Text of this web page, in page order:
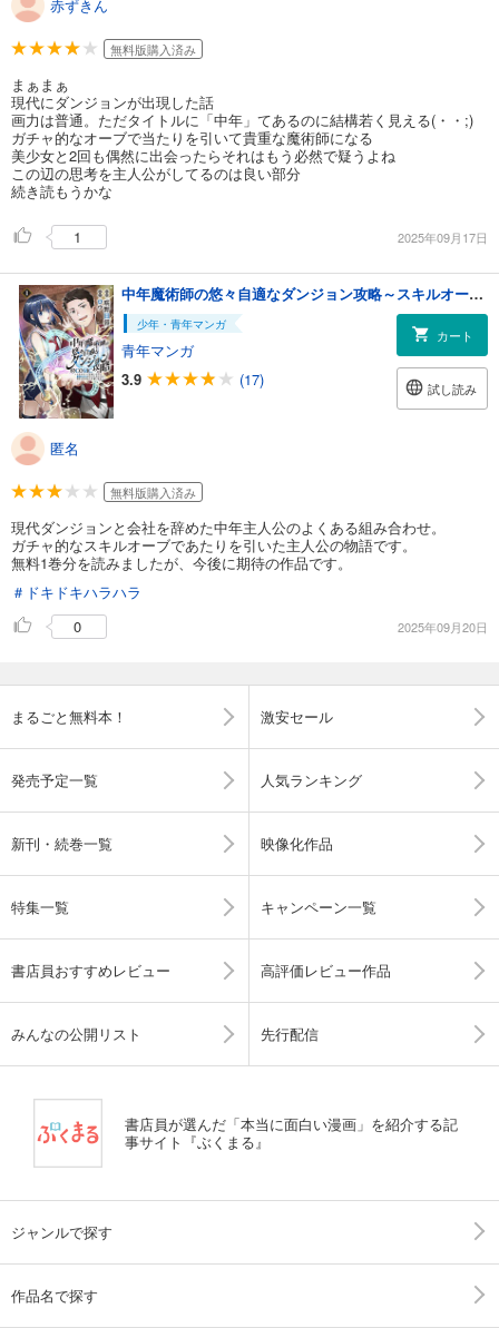
赤ずきん
無料版購入済み
まぁまぁ
現代にダンジョンが出現した話
画力は普通。ただタイトルに「中年」てあるのに結構若く見える(・・;)
ガチャ的なオーブで当たりを引いて貴重な魔術師になる
美少女と2回も偶然に出会ったらそれはもう必然で疑うよね
この辺の思考を主人公がしてるのは良い部分
続き読もうかな
1 2025年09月17日
中年魔術師の悠々自適なダンジョン攻略～スキルオーブを使ったら最強スキルを手に入れたので、好きに生きようと思います～@COMIC 第1巻
少年・青年マンガ
青年マンガ
3.9
(17)
カート
試し読み
匿名
無料版購入済み
現代ダンジョンと会社を辞めた中年主人公のよくある組み合わせ。
ガチャ的なスキルオーブであたりを引いた主人公の物語です。
無料1巻分を読みましたが、今後に期待の作品です。
＃ドキドキハラハラ
0
2025年09月20日
まるごと無料本！ 激安セール
発売予定一覧 人気ランキング
新刊・続巻一覧 映像化作品
特集一覧 キャンペーン一覧
書店員おすすめレビュー 高評価レビュー作品
みんなの公開リスト 先行配信
書店員が選んだ「本当に面白い漫画」を紹介する記
事サイト『ぶくまる』
ジャンルで探す
作品名で探す